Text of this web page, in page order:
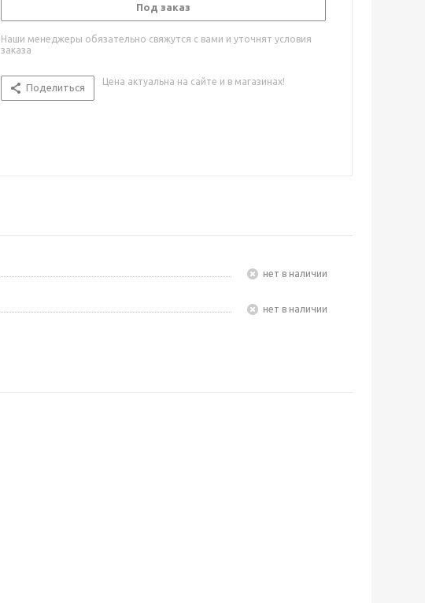
Под заказ
Наши менеджеры обязательно свяжутся с вами и уточнят условия
заказа
Поделиться
Цена актуальна на сайте и в магазинах!
Нет в наличии
Нет в наличии